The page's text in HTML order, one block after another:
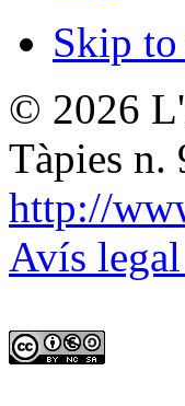
Skip
© 2026
Tàpies n.
http://
Avís